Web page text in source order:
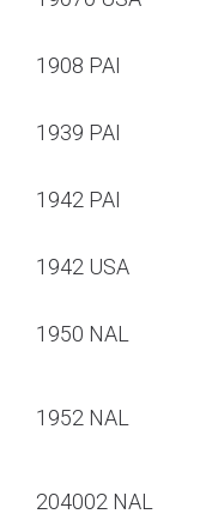
1908 PAI
1939 PAI
1942 PAI
1942 USA
1950 NAL
1952 NAL
204002 NAL